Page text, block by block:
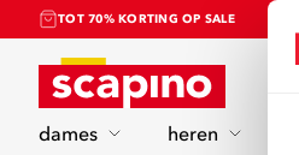
TOT 70% KORTING OP SALE
Home
dames heren